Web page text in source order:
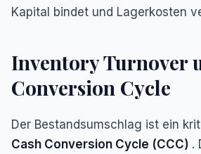
Kapital bindet und Lagerkosten
Inventory Turnover
Conversion Cycle
Der Bestandsumschlag ist ein
Cash Conversion Cycle (CCC) .